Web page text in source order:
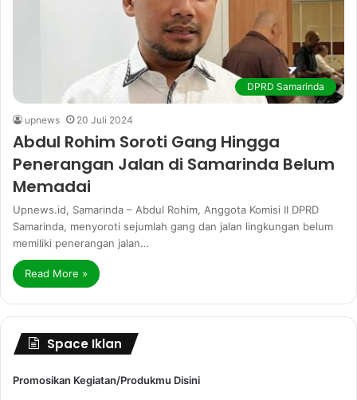
DPRD Samarinda
upnews 20 Juli 2024
Abdul Rohim Soroti Gang Hingga
Penerangan Jalan di Samarinda Belum
Memadai
Upnews.id, Samarinda – Abdul Rohim, Anggota Komisi II DPRD
Samarinda, menyoroti sejumlah gang dan jalan lingkungan belum
memiliki penerangan jalan…
Read More »
Space Iklan
Promosikan Kegiatan/Produkmu Disini